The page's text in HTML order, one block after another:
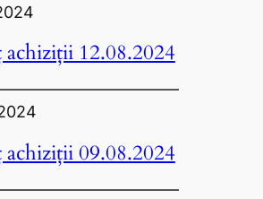
12.08.2024
09.08.2024